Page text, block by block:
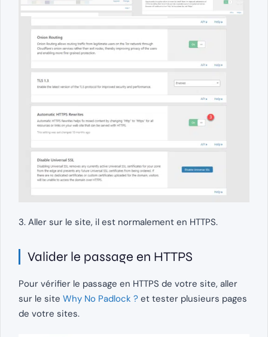
3. Aller sur le site, il est normalement en HTTPS.
Valider le passage en HTTPS
Pour vérifier le passage en HTTPS de votre site, aller
sur le site Why No Padlock ? et tester plusieurs pages
de votre sites.